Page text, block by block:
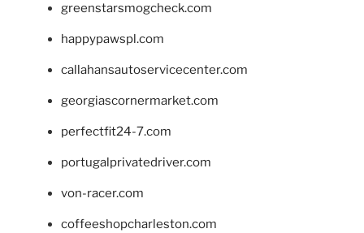
greenstarsmogcheck.com
happypawspl.com
callahansautoservicecenter.com
georgiascornermarket.com
perfectfit24-7.com
portugalprivatedriver.com
von-racer.com
coffeeshopcharleston.com